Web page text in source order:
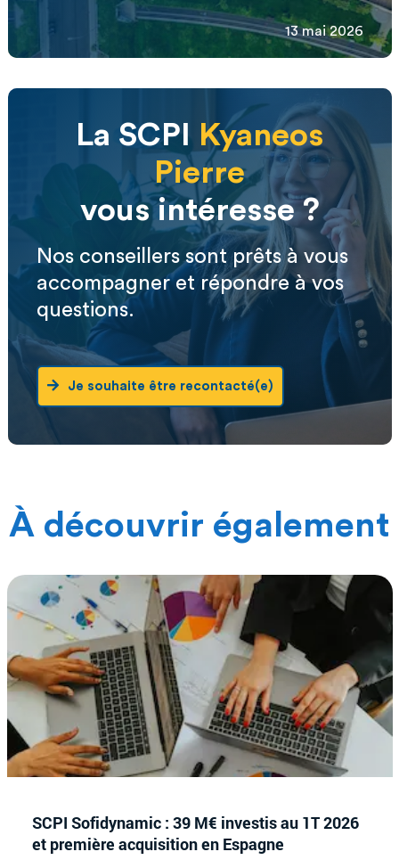
13 mai 2026
La SCPI
Kyaneos
Pierre
vous intéresse ?
Nos conseillers sont prêts à vous
accompagner et répondre à vos
questions.
Je souhaite être recontacté(e)
À découvrir également
SCPI Sofidynamic : 39 M€ investis au 1T 2026
et première acquisition en Espagne